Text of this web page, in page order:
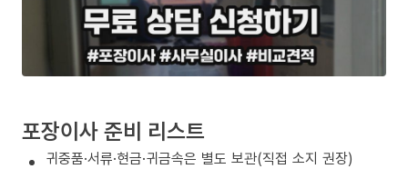
포장이사 준비 리스트
귀중품·서류·현금·귀금속은 별도 보관(직접 소지 권장)